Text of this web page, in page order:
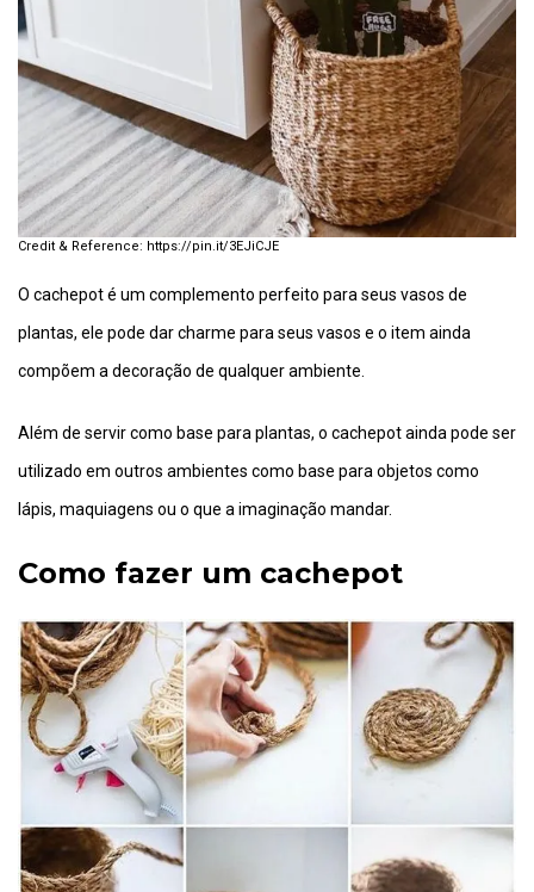
https://pin.it/3EJiCJE
O cachepot é um complemento perfeito para seus vasos de
plantas, ele pode dar charme para seus vasos e o item ainda
compõem a decoração de qualquer ambiente.
Além de servir como base para plantas, o cachepot ainda pode ser
utilizado em outros ambientes como base para objetos como
lápis, maquiagens ou o que a imaginação mandar.
Como fazer um cachepot